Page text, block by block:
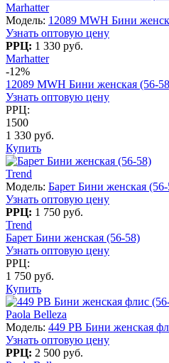
Marhatter
Модель: 12089 MWH Бини
Узнать оптовую цену
РРЦ: 1 330 руб.
Marhatter
-12%
12089 MWH Бини женская (56-
Узнать оптовую цену
РРЦ:
1500
1 330 руб.
Купить
Trend
Модель: Барет Бини женская
Узнать оптовую цену
РРЦ: 1 750 руб.
Trend
Барет Бини женская (56-58)
Узнать оптовую цену
РРЦ:
1 750 руб.
Купить
Paola Belleza
Модель: 449 PB Бини женская
Узнать оптовую цену
РРЦ: 2 500 руб.